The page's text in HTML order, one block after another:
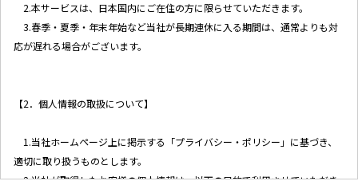
2.本サービスは、日本国内にご在住の方に限らせていただきます。
3.春季・夏季・年末年始など当社が長期連休に入る期間は、通常よりも対
応が遅れる場合がございます。
【2．個人情報の取扱について】
1.当社ホームページ上に掲示する「プライバシー・ポリシー」に基づき、
適切に取り扱うものとします。
2.当社が取得したお客様の個人情報は、以下の目的で利用させていただき